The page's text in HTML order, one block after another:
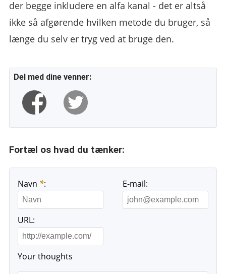
der begge inkludere en alfa kanal - det er altså
ikke så afgørende hvilken metode du bruger, så
længe du selv er tryg ved at bruge den.
Del med dine venner:
Fortæl os hvad du tænker:
Navn *: E-mail:
URL:
Your thoughts